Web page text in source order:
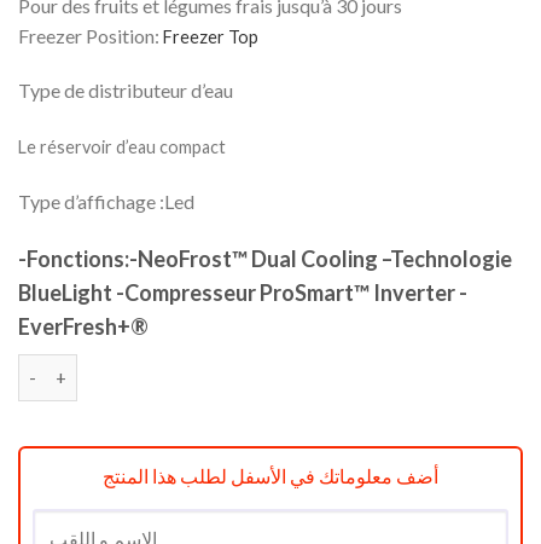
Pour des fruits et légumes frais jusqu’à 30 jours
Freezer Position: Freezer Top
Type de distributeur d’eau
Le réservoir d’eau compact
Type d’affichage :Led
-Fonctions:-NeoFrost™ Dual Cooling –Technologie
BlueLight -Compresseur ProSmart™ Inverter -
EverFresh+®
أضف معلوماتك في الأسفل لطلب هذا المنتج